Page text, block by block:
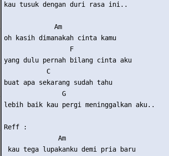
kau tusuk dengan duri rasa ini..
             Am
oh kasih dimanakah cinta kamu
                 F
yang dulu pernah bilang cinta aku
           C
buat apa sekarang sudah tahu
               G
lebih baik kau pergi meninggalkan aku..
Reff :
              Am
kau tega lupakanku demi pria baru